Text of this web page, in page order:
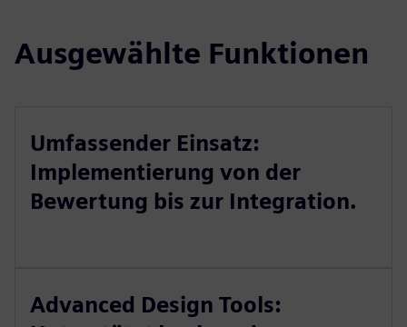
Ausgewählte Funktionen
Umfassender Einsatz:
Implementierung von der
Bewertung bis zur Integration.
Advanced Design Tools: